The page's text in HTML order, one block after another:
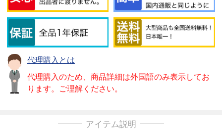
代理購入とは
代理購入のため、商品詳細は外国語のみ表示してお
ります。ご理解ください。
アイテム説明